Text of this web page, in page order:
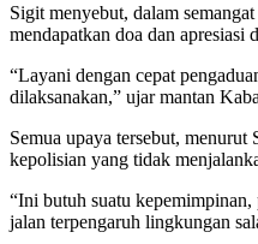
Sigit menyebut, dalam
mendapatkan doa dan apresiasi
“Layani dengan cepat
dilaksanakan,” ujar mantan
Semua upaya tersebut,
kepolisian yang tidak
“Ini butuh suatu kepemimpinan,
jalan terpengaruh lingkungan